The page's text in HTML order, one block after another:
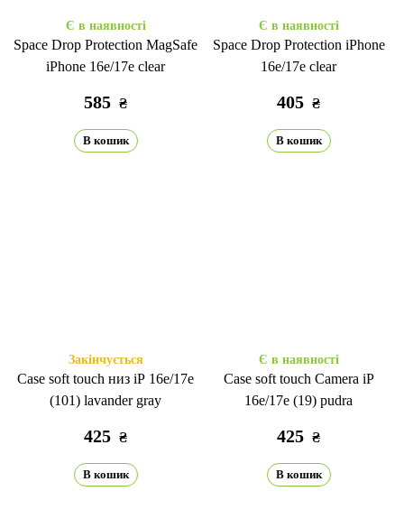
Є в наявності
Space Drop Protection MagSafe
iPhone 16e/17е clear
585 ₴
В кошик
Є в наявності
Space Drop Protection iPhone
16e/17е clear
405 ₴
В кошик
Закінчується
Case soft touch низ iP 16e/17е
(101) lavander gray
425 ₴
В кошик
Є в наявності
Case soft touch Camera iP
16e/17е (19) pudra
425 ₴
В кошик